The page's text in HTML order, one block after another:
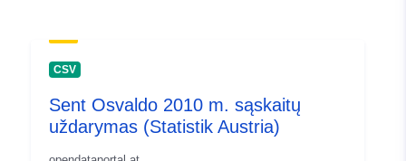
CSV
Sent Osvaldo 2010 m. sąskaitų
uždarymas (Statistik Austria)